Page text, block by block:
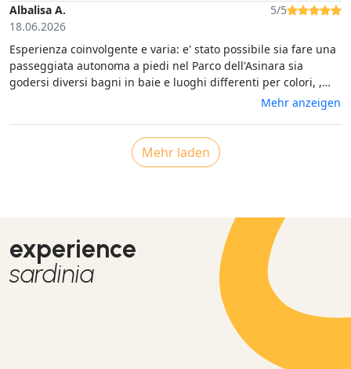
mare aggiunge una magia indimenticabile. Le piscine di
Fornelli, il bagno in quelle acque meravigliose e il lautissimo
pranzo completo persino di caffè, dolci e mirto sono incredibili
Albalisa A.
18.06.2026
5/5
Esperienza coinvolgente e varia: e' stato possibile sia fare una
passeggiata autonoma a piedi nel Parco dell'Asinara sia
godersi diversi bagni in baie e luoghi differenti per colori, ,
profondita', profumi. Ottimo cuoco e poacevole conversatore, il
Mehr anzeigen
Mehr laden
experience
sardinia